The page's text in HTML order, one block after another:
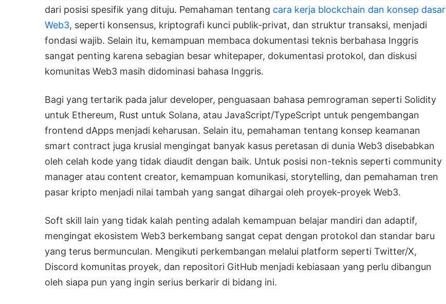
dari posisi spesifik yang dituju. Pemahaman tentang cara kerja blockchain dan konsep dasar
Web3, seperti konsensus, kriptografi kunci publik-privat, dan struktur transaksi, menjadi
fondasi wajib. Selain itu, kemampuan membaca dokumentasi teknis berbahasa Inggris
sangat penting karena sebagian besar whitepaper, dokumentasi protokol, dan diskusi
komunitas Web3 masih didominasi bahasa Inggris.
Bagi yang tertarik pada jalur developer, penguasaan bahasa pemrograman seperti Solidity
untuk Ethereum, Rust untuk Solana, atau JavaScript/TypeScript untuk pengembangan
frontend dApps menjadi keharusan. Selain itu, pemahaman tentang konsep keamanan
smart contract juga krusial mengingat banyak kasus peretasan di dunia Web3 disebabkan
oleh celah kode yang tidak diaudit dengan baik. Untuk posisi non-teknis seperti community
manager atau content creator, kemampuan komunikasi, storytelling, dan pemahaman tren
pasar kripto menjadi nilai tambah yang sangat dihargai oleh proyek-proyek Web3.
Soft skill lain yang tidak kalah penting adalah kemampuan belajar mandiri dan adaptif,
mengingat ekosistem Web3 berkembang sangat cepat dengan protokol dan standar baru
yang terus bermunculan. Mengikuti perkembangan melalui platform seperti Twitter/X,
Discord komunitas proyek, dan repositori GitHub menjadi kebiasaan yang perlu dibangun
oleh siapa pun yang ingin serius berkarir di bidang ini.